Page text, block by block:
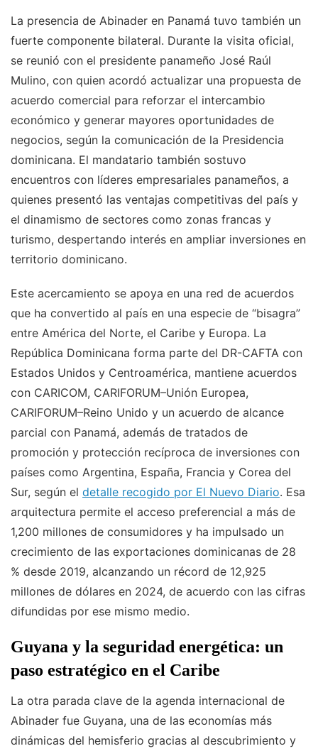
La presencia de Abinader en Panamá tuvo también un
fuerte componente bilateral. Durante la visita oficial,
se reunió con el presidente panameño José Raúl
Mulino, con quien acordó actualizar una propuesta de
acuerdo comercial para reforzar el intercambio
económico y generar mayores oportunidades de
negocios, según la comunicación de la Presidencia
dominicana. El mandatario también sostuvo
encuentros con líderes empresariales panameños, a
quienes presentó las ventajas competitivas del país y
el dinamismo de sectores como zonas francas y
turismo, despertando interés en ampliar inversiones en
territorio dominicano.
Este acercamiento se apoya en una red de acuerdos
que ha convertido al país en una especie de “bisagra”
entre América del Norte, el Caribe y Europa. La
República Dominicana forma parte del DR-CAFTA con
Estados Unidos y Centroamérica, mantiene acuerdos
con CARICOM, CARIFORUM–Unión Europea,
CARIFORUM–Reino Unido y un acuerdo de alcance
parcial con Panamá, además de tratados de
promoción y protección recíproca de inversiones con
países como Argentina, España, Francia y Corea del
Sur, según el detalle recogido por El Nuevo Diario. Esa
arquitectura permite el acceso preferencial a más de
1,200 millones de consumidores y ha impulsado un
crecimiento de las exportaciones dominicanas de 28
% desde 2019, alcanzando un récord de 12,925
millones de dólares en 2024, de acuerdo con las cifras
difundidas por ese mismo medio.
Guyana y la seguridad energética: un
paso estratégico en el Caribe
La otra parada clave de la agenda internacional de
Abinader fue Guyana, una de las economías más
dinámicas del hemisferio gracias al descubrimiento y